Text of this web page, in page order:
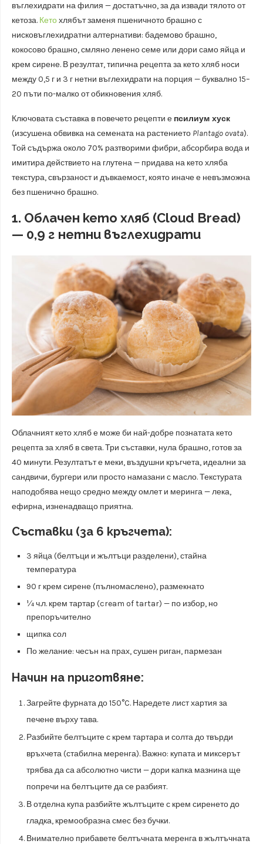
въглехидрати на филия — достатъчно, за да извади тялото от
кетоза. Кетохлябът заменя пшеничното брашно с
нисковъглехидратни алтернативи: бадемово брашно,
кокосово брашно, смляно ленено семе или дори само яйца и
крем сирене. В резултат, типична рецепта за кето хляб носи
между 0,5 г и 3 г нетни въглехидрати на порция — буквално 15–
20 пъти по-малко от обикновения хляб.
Ключовата съставка в повечето рецепти е псилиум хуск
(изсушена обвивка на семената на растението Plantago ovata).
Той съдържа около 70% разтворими фибри, абсорбира вода и
имитира действието на глутена — придава на кето хляба
текстура, свързаност и дъвкаемост, която иначе е невъзможна
без пшенично брашно.
1. Облачен кето хляб (Cloud Bread)
— 0,9 г нетни въглехидрати
Облачният кето хляб е може би най-добре познатата кето
рецепта за хляб в света. Три съставки, нула брашно, готов за
40 минути. Резултатът е меки, въздушни кръгчета, идеални за
сандвичи, бургери или просто намазани с масло. Текстурата
наподобява нещо средно между омлет и меринга — лека,
ефирна, изненадващо приятна.
Съставки (за 6 кръгчета):
3 яйца (белтъци и жълтъци разделени), стайна
температура
90 г крем сирене (пълномаслено), размекнато
¼ ч.л. крем тартар (cream of tartar) — по избор, но
препоръчително
щипка сол
По желание: чесън на прах, сушен риган, пармезан
Начин на приготвяне:
Загрейте фурната до 150°C. Наредете лист хартия за
печене върху тава.
Разбийте белтъците с крем тартара и солта до твърди
връхчета (стабилна меренга). Важно: купата и миксерът
трябва да са абсолютно чисти — дори капка мазнина ще
попречи на белтъците да се разбият.
В отделна купа разбийте жълтъците с крем сиренето до
гладка, кремообразна смес без бучки.
Внимателно прибавете белтъчната меренга в жълтъчната